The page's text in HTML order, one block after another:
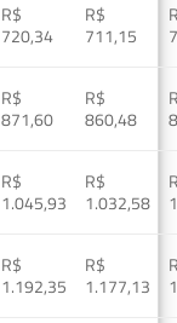
R$
720,34
R$
711,15
R$
871,60
R$
860,48
R$
1.045,93
R$
1.032,58
R$
1.192,35
R$
1.177,13